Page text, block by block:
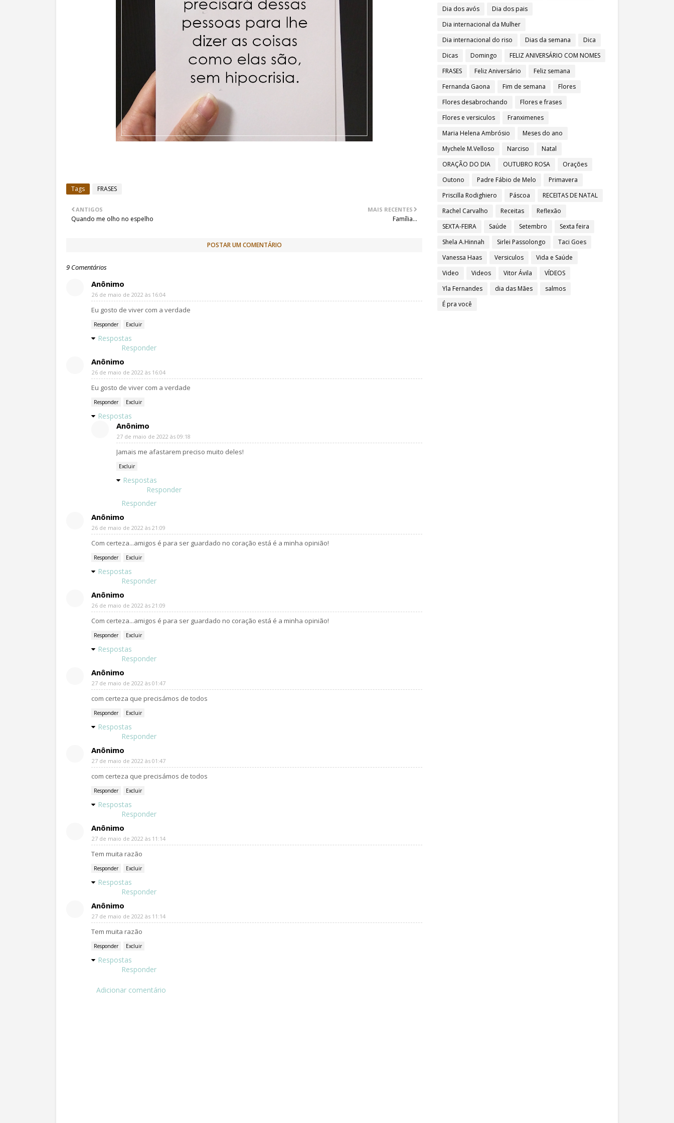
Tags FRASES
MAIS RECENTES
Família...
ANTIGOS
Quando me olho no espelho
POSTAR UM COMENTÁRIO
9 Comentários
Anônimo
26 de maio de 2022 às 16:04
Eu gosto de viver com a verdade
Responder Excluir
Respostas
Responder
Anônimo
26 de maio de 2022 às 16:04
Eu gosto de viver com a verdade
Responder Excluir
Respostas
Anônimo
27 de maio de 2022 às 09:18
Jamais me afastarem preciso muito deles!
Excluir
Respostas
Responder
Responder
Anônimo
26 de maio de 2022 às 21:09
Com certeza...amigos é para ser guardado no coração está é a minha opinião!
Responder Excluir
Respostas
Responder
Anônimo
26 de maio de 2022 às 21:09
Com certeza...amigos é para ser guardado no coração está é a minha opinião!
Responder Excluir
Respostas
Responder
Anônimo
27 de maio de 2022 às 01:47
com certeza que precisámos de todos
Responder Excluir
Respostas
Responder
Anônimo
27 de maio de 2022 às 01:47
com certeza que precisámos de todos
Responder Excluir
Respostas
Responder
Anônimo
27 de maio de 2022 às 11:14
Tem muita razão
Responder Excluir
Respostas
Responder
Anônimo
27 de maio de 2022 às 11:14
Tem muita razão
Responder Excluir
Respostas
Responder
Adicionar comentário
Dia dos avós
Dia dos pais
Dia internacional da Mulher
Dia internacional do riso
Dias da semana
Dica
Dicas
Domingo
FELIZ ANIVERSÁRIO COM NOMES
FRASES
Feliz Aniversário
Feliz semana
Fernanda Gaona
Fim de semana
Flores
Flores desabrochando
Flores e frases
Flores e versiculos
Franximenes
Maria Helena Ambrósio
Meses do ano
Mychele M.Velloso
Narciso
Natal
ORAÇÃO DO DIA
OUTUBRO ROSA
Orações
Outono
Padre Fábio de Melo
Primavera
Priscilla Rodighiero
Páscoa
RECEITAS DE NATAL
Rachel Carvalho
Receitas
Reflexão
SEXTA-FEIRA
Saúde Setembro
Sexta feira
Shela A.Hinnah
Sirlei Passolongo
Taci Goes
Vanessa Haas
Versiculos
Vida e Saúde
Video
Videos Vitor Ávila
VÍDEOS
Yla Fernandes
dia das Mães
salmos
É pra você